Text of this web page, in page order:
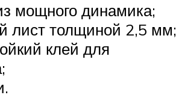
мощного динамика;
лист толщиной 2,5 мм;
клей для